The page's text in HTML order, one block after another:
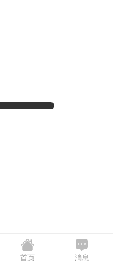
首页 消息